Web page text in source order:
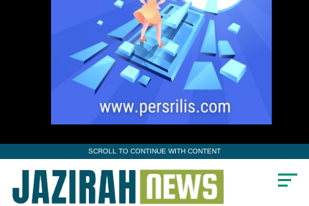
SCROLL TO CONTINUE WITH CONTENT